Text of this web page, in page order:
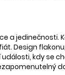
a
Design
kdy se